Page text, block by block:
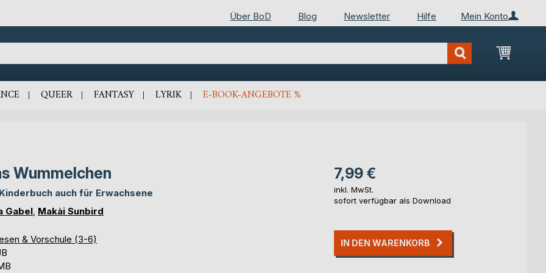
Mein Konto
Über BoD Blog Newsletter Hilfe
Mein
QUEER FANTASY LYRIK E-BOOK-ANGEBOTE %
Wummelchen
auch für Erwachsene
Gabel Makài Sunbird
& Vorschule (3-6)
7,99 €
inkl. MwSt.
sofort verfügbar als Download
IN DEN WARENKORB